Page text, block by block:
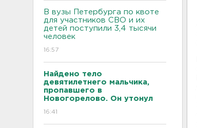
В вузы Петербурга по квоте
для участников СВО и их
детей поступили 3,4 тысячи
человек
16:57
Найдено тело
девятилетнего мальчика,
пропавшего в
Новогорелово. Он утонул
16:41